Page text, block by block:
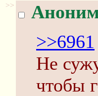
>>
>>6961
Не
чтобы